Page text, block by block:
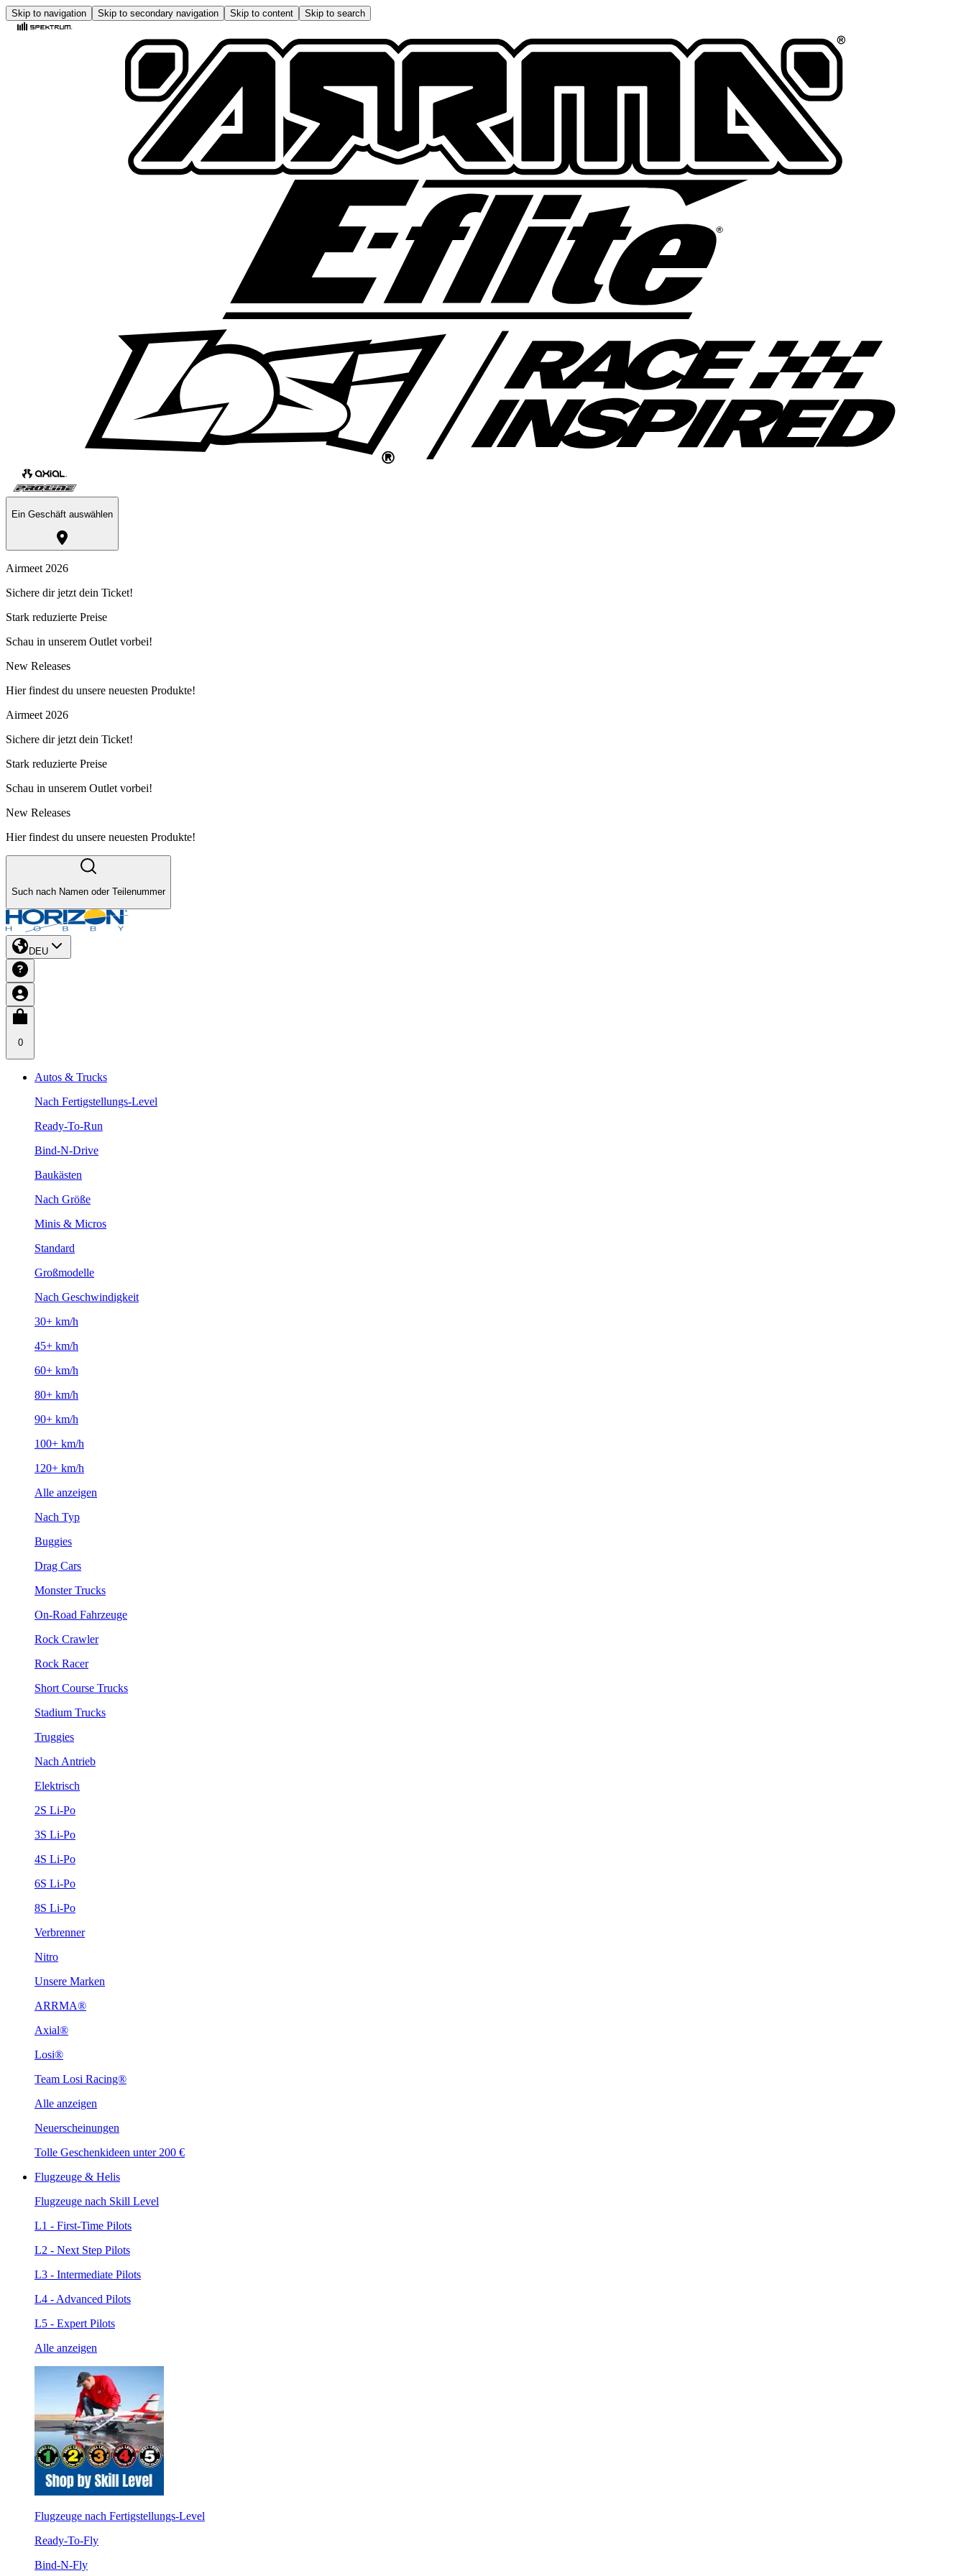
Skip to navigation Skip to secondary navigation Skip to content Skip to search
Ein Geschäft auswählen
Airmeet 2026
Sichere dir jetzt dein Ticket!
Stark reduzierte Preise
Schau in unserem Outlet vorbei!
New Releases
Hier findest du unsere neuesten Produkte!
Airmeet 2026
Sichere dir jetzt dein Ticket!
Stark reduzierte Preise
Schau in unserem Outlet vorbei!
New Releases
Hier findest du unsere neuesten Produkte!
Such nach Namen oder Teilenummer
DEU
0
Autos & Trucks
Nach Fertigstellungs-Level
Ready-To-Run
Bind-N-Drive
Baukästen
Nach Größe
Minis & Micros
Standard
Großmodelle
Nach Geschwindigkeit
30+ km/h
45+ km/h
60+ km/h
80+ km/h
90+ km/h
100+ km/h
120+ km/h
Alle anzeigen
Nach Typ
Buggies
Drag Cars
Monster Trucks
On-Road Fahrzeuge
Rock Crawler
Rock Racer
Short Course Trucks
Stadium Trucks
Truggies
Nach Antrieb
Elektrisch
2S Li-Po
3S Li-Po
4S Li-Po
6S Li-Po
8S Li-Po
Verbrenner
Nitro
Unsere Marken
ARRMA®
Axial®
Losi®
Team Losi Racing®
Alle anzeigen
Neuerscheinungen
Tolle Geschenkideen unter 200 €
Flugzeuge & Helis
Flugzeuge nach Skill Level
L1 - First-Time Pilots
L2 - Next Step Pilots
L3 - Intermediate Pilots
L4 - Advanced Pilots
L5 - Expert Pilots
Alle anzeigen
Flugzeuge nach Fertigstellungs-Level
Ready-To-Fly
Bind-N-Fly